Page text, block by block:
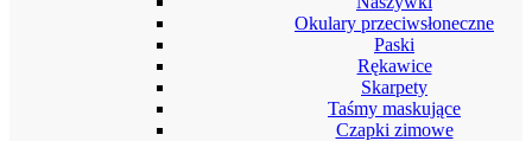
Okulary przeciwsłoneczne
Paski
Rękawice
Skarpety
Taśmy maskujące
Czapki zimowe